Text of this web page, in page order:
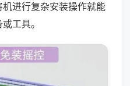
进行复杂安装操作就能
工具。